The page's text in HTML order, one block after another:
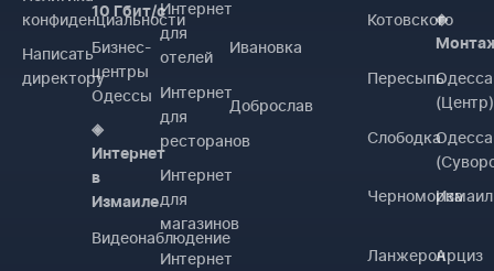
конфиденциальности
Написать
директору
10 Гбит/с
Бизнес-
центры
Одессы
◈
Интернет
в
Измаиле
Видеонаблюдение
Интернет
для
отелей
Интернет
для
ресторанов
Интернет
для
магазинов
Интернет
Ивановка
Доброслав
Котовского
Пересыпь
Слободка
Черноморка
Ланжерон
◈
Одесса
(Центр)
Одесса
Измаил
Арциз